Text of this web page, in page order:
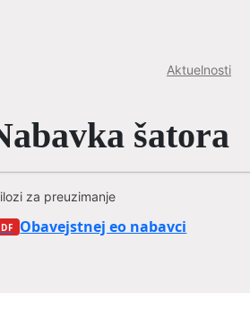
Aktuelnosti
šatora
za preuzimanje
Obavejstnej eo nabavci